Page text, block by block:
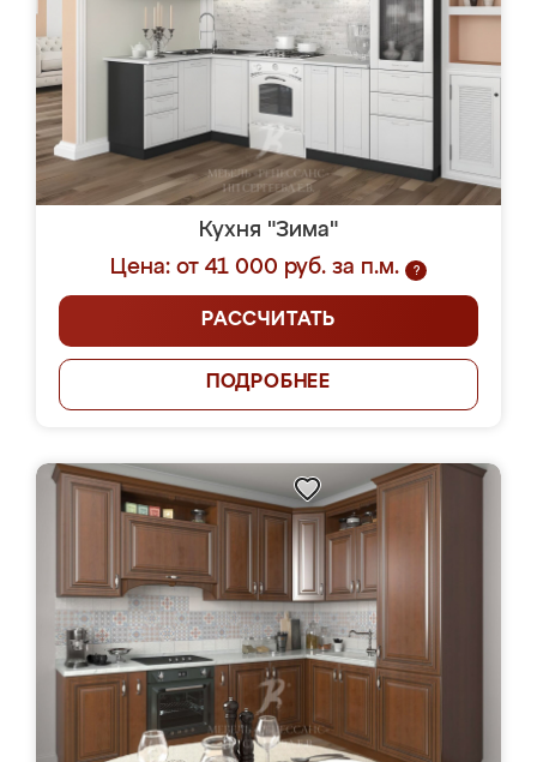
Кухня "Зима"
Цена: от 41 000 руб. за п.м.
?
РАССЧИТАТЬ
ПОДРОБНЕЕ